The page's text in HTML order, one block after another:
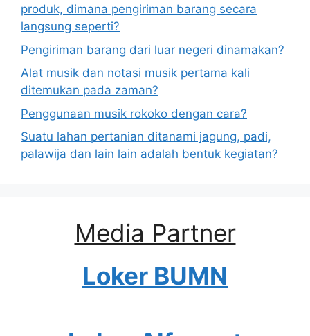
produk, dimana pengiriman barang secara
langsung seperti?
Pengiriman barang dari luar negeri dinamakan?
Alat musik dan notasi musik pertama kali
ditemukan pada zaman?
Penggunaan musik rokoko dengan cara?
Suatu lahan pertanian ditanami jagung, padi,
palawija dan lain lain adalah bentuk kegiatan?
Media Partner
Loker BUMN